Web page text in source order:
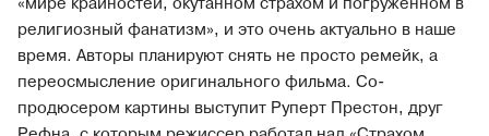
религиозный фанатизм», и это очень актуально в наше
время. Авторы планируют снять не просто ремейк, а
переосмысление оригинального фильма. Со-
продюсером картины выступит Руперт Престон, друг